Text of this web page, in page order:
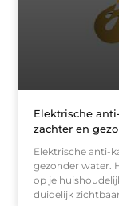
Elektrische
zachter en
Elektrische anti-
gezonder water.
op je
duidelijk